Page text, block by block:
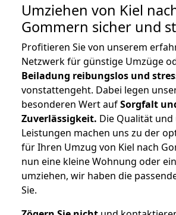
Umziehen von Kiel
Gommern sicher und
Profitieren Sie von unserem
Netzwerk für günstige Umzüge
Beiladung reibungslos und
vonstattengeht. Dabei legen
besonderen Wert aufSorgfalt
Zuverlässigkeit. Die Qualität
Leistungen machen uns zu der
für Ihren Umzug von Kiel nach
nun eine kleine Wohnung oder
umziehen, wir haben die
Sie.